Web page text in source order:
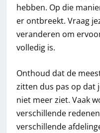
hebben. Op die
er ontbreekt. Vraag
veranderen om
volledig is.
Onthoud dat de
zitten dus pas op dat
niet meer ziet. Vaak
verschillende
verschillende